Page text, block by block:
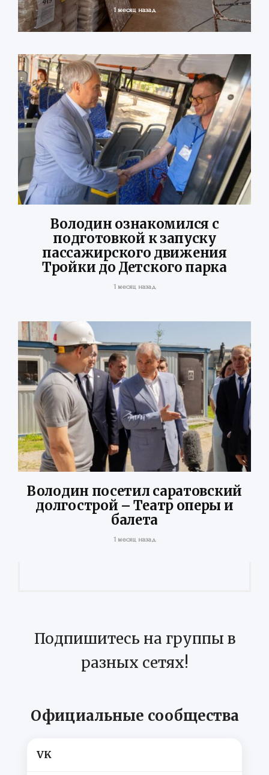
1 месяц назад
Володин ознакомился с
подготовкой к запуску
пассажирского движения
Тройки до Детского парка
1 месяц назад
Володин посетил саратовский
долгострой – Театр оперы и
балета
1 месяц назад
Подпишитесь на группы в
разных сетях!
Официальные сообщества
VK